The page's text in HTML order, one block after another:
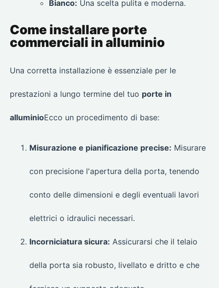
Bianco: Una scelta pulita e moderna.
Come installare porte
commerciali in alluminio
Una corretta installazione è essenziale per le
prestazioni a lungo termine del tuo porte in
alluminioEcco un procedimento di base:
Misurazione e pianificazione precise: Misurare
con precisione l'apertura della porta, tenendo
conto delle dimensioni e degli eventuali lavori
elettrici o idraulici necessari.
Incorniciatura sicura: Assicurarsi che il telaio
della porta sia robusto, livellato e dritto e che